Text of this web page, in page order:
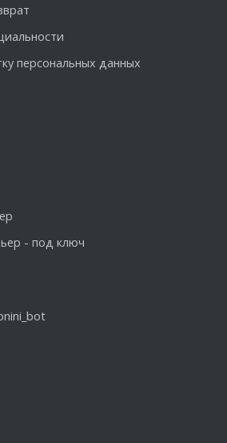
персональных данных
- под ключ